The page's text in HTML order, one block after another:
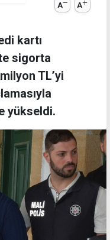
A A
kartı
sigorta
TL’yi
yükseldi.